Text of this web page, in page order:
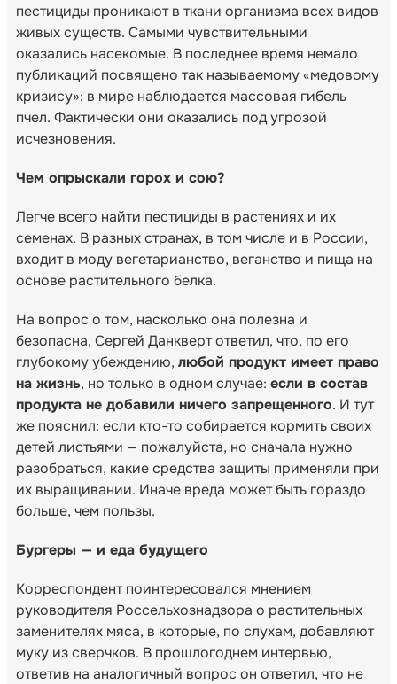
пестициды проникают в ткани организма всех видов
живых существ. Самыми чувствительными
оказались насекомые. В последнее время немало
публикаций посвящено так называемому «медовому
кризису»: в мире наблюдается массовая гибель
пчел. Фактически они оказались под угрозой
исчезновения.
Чем опрыскали горох и сою?
Легче всего найти пестициды в растениях и их
семенах. В разных странах, в том числе и в России,
входит в моду вегетарианство, веганство и пища на
основе растительного белка.
На вопрос о том, насколько она полезна и
безопасна, Сергей Данкверт ответил, что, по его
глубокому убеждению, любой продукт имеет право
на жизнь, но только в одном случае: если в состав
продукта не добавили ничего запрещенного. И тут
же пояснил: если кто-то собирается кормить своих
детей листьями — пожалуйста, но сначала нужно
разобраться, какие средства защиты применяли при
их выращивании. Иначе вреда может быть гораздо
больше, чем пользы.
Бургеры — и еда будущего
Корреспондент поинтересовался мнением
руководителя Россельхознадзора о растительных
заменителях мяса, в которые, по слухам, добавляют
муку из сверчков. В прошлогоднем интервью,
ответив на аналогичный вопрос он ответил, что не